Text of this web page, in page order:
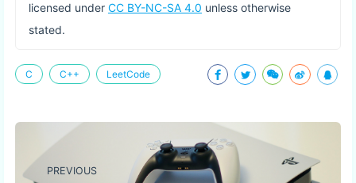
licensed under CC BY-NC-SA 4.0 unless otherwise
stated.
C C++ LeetCode
PREVIOUS